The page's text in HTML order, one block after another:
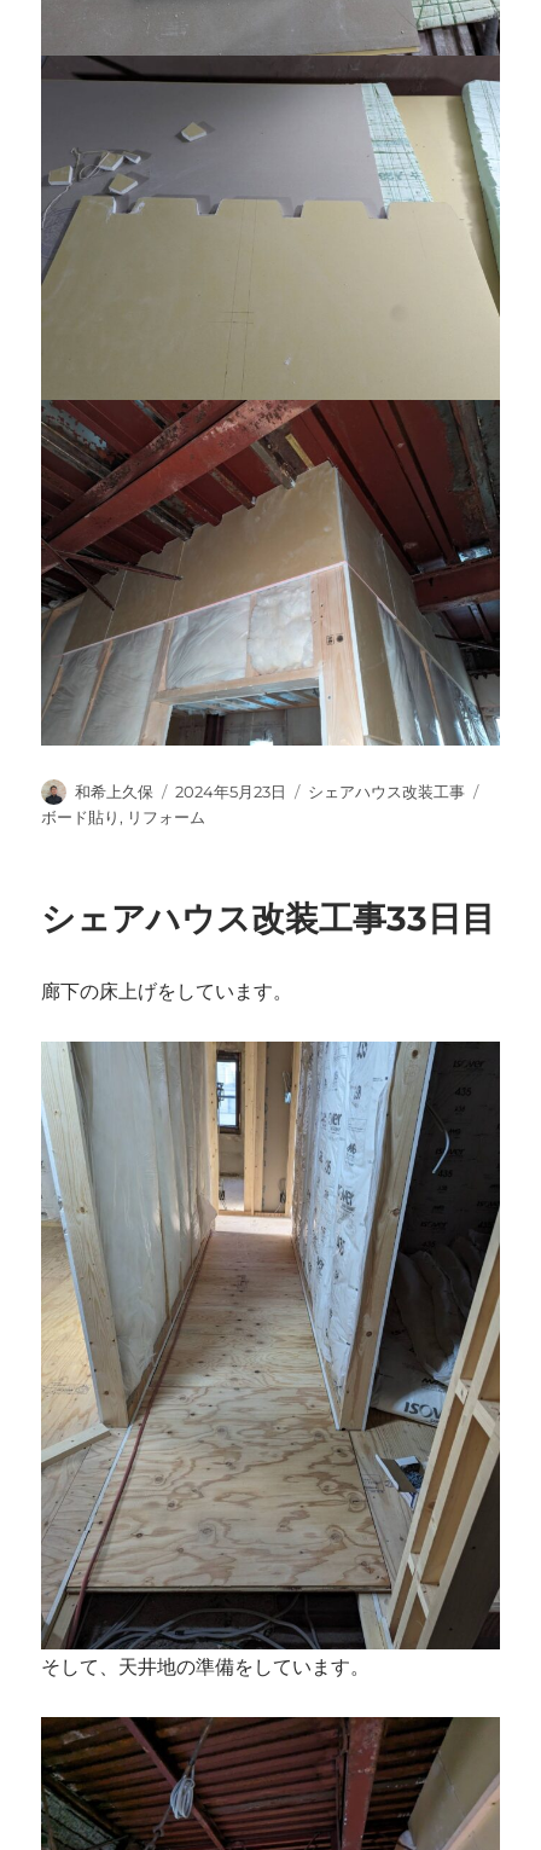
投
稿
和希上久保
投
稿
2024年5月23日
カ
シェアハウス改装工事
ボード貼り , リフォーム
シェアハウス改装工事33日目
廊下の床上げをしています。
そして、天井地の準備をしています。